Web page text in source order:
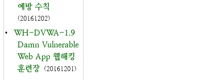
예방 수칙
(20161202)
•
WH-DVWA-1.9
Damn Vulnerable
Web App 웹해킹
훈련장 (20161201)